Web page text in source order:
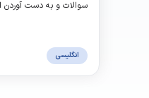
سوالات و به دست آوردن
انگلیسی